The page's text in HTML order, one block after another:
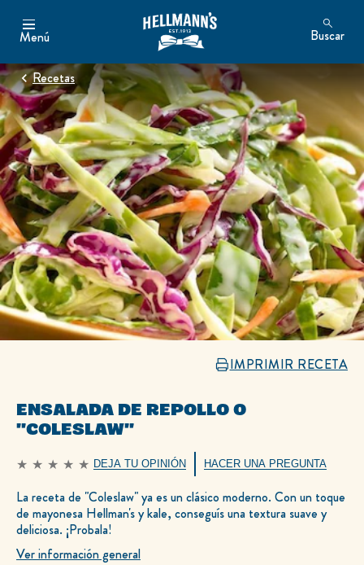
Menú Buscar
Recetas
IMPRIMIR RECETA
ENSALADA DE REPOLLO O
"COLESLAW"
No
han
enviado
calificaciones
para
este
DEJA TU OPINIÓN HACER UNA PREGUNTA
La receta de "Coleslaw" ya es un clásico moderno. Con un toque
de mayonesa Hellman's y kale, conseguís una textura suave y
deliciosa. ¡Probala!
Ver información general